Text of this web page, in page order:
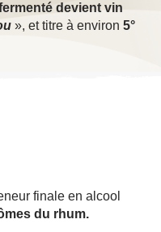
devient vin
», et titre à environ 5°
finale en alcool
du rhum.